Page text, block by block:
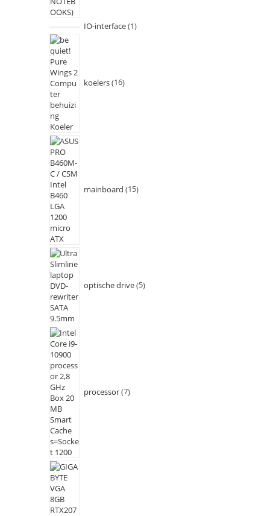
IO-interface 1
koelers 16
mainboard 15
optische drive 5
processor 7